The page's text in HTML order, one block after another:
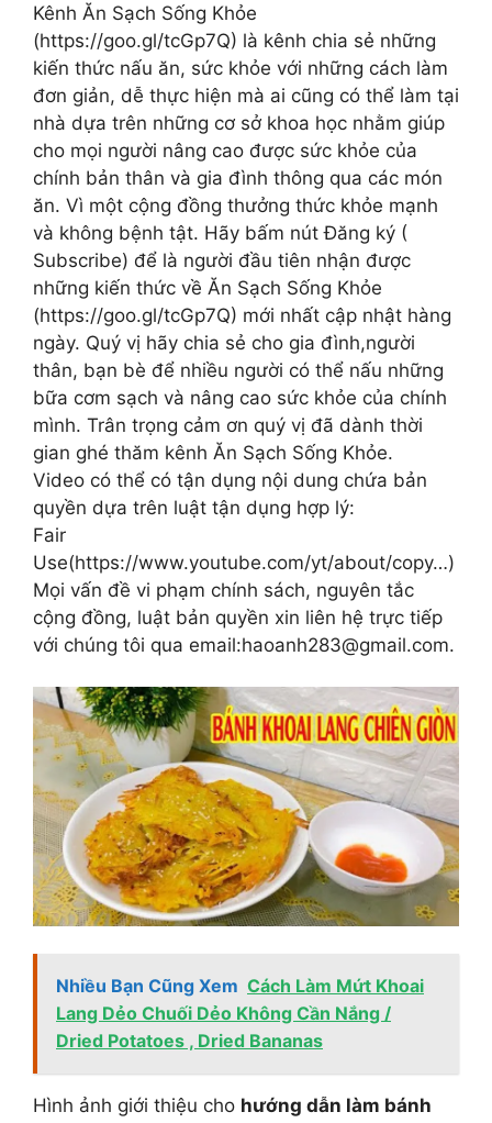
Kênh Ăn Sạch Sống Khỏe
(https://goo.gl/tcGp7Q) là kênh chia sẻ những
kiến thức nấu ăn, sức khỏe với những cách làm
đơn giản, dễ thực hiện mà ai cũng có thể làm tại
nhà dựa trên những cơ sở khoa học nhằm giúp
cho mọi người nâng cao được sức khỏe của
chính bản thân và gia đình thông qua các món
ăn. Vì một cộng đồng thưởng thức khỏe mạnh
và không bệnh tật. Hãy bấm nút Đăng ký (
Subscribe) để là người đầu tiên nhận được
những kiến thức về Ăn Sạch Sống Khỏe
(https://goo.gl/tcGp7Q) mới nhất cập nhật hàng
ngày. Quý vị hãy chia sẻ cho gia đình,người
thân, bạn bè để nhiều người có thể nấu những
bữa cơm sạch và nâng cao sức khỏe của chính
mình. Trân trọng cảm ơn quý vị đã dành thời
gian ghé thăm kênh Ăn Sạch Sống Khỏe.
Video có thể có tận dụng nội dung chứa bản
quyền dựa trên luật tận dụng hợp lý:
Fair
Use(https://www.youtube.com/yt/about/copy…)
Mọi vấn đề vi phạm chính sách, nguyên tắc
cộng đồng, luật bản quyền xin liên hệ trực tiếp
với chúng tôi qua email:haoanh283@gmail.com.
Nhiều Bạn Cũng Xem Cách Làm Mứt Khoai
Lang Dẻo Chuối Dẻo Không Cần Nắng /
Dried Potatoes , Dried Bananas
Hình ảnh giới thiệu cho hướng dẫn làm bánh